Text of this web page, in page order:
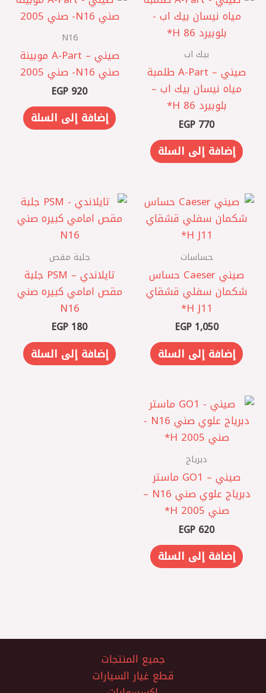
بيك اب
صيني – A-Part طلمبة
مياه نيسان بيك اب –
بلوبيرد 86 H*
EGP 770
إضافة إلى السلة
N16
صيني – A-Part موبينة
صني N16- صني 2005
EGP 920
إضافة إلى السلة
حساسات
صيني Caeser حساس
شكمان سفلي قشقاي
J11 ‏H*
EGP1,050
إضافة إلى السلة
جلبة مقص
تايلاندي – PSM جلبة
مقص امامي كبيره صني
N16
EGP 180
إضافة إلى السلة
دبرياج
صيني – GO1 ماستر
دبرياج علوي صني N16 –
صني 2005 H*
EGP 620
إضافة إلى السلة
جميع المنتجات
قطع غيار السيارات